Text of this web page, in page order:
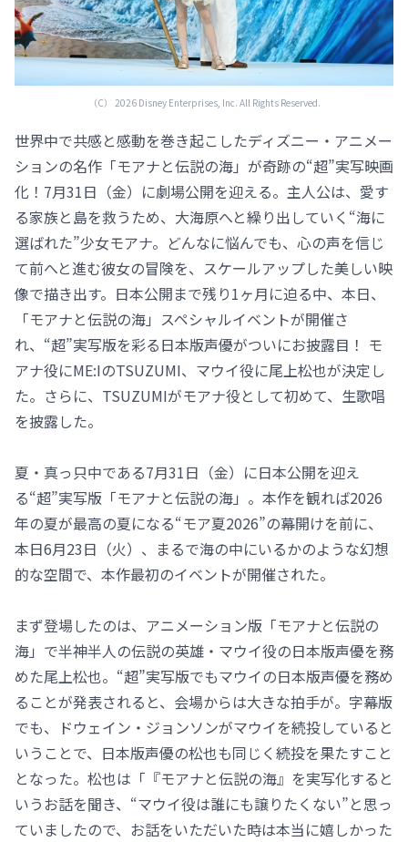
（C） 2026 Disney Enterprises, Inc. All Rights Reserved.
世界中で共感と感動を巻き起こしたディズニー・アニメー
ションの名作「モアナと伝説の海」が奇跡の“超”実写映画
化！7月31日（金）に劇場公開を迎える。主人公は、愛す
る家族と島を救うため、大海原へと繰り出していく“海に
選ばれた”少女モアナ。どんなに悩んでも、心の声を信じ
て前へと進む彼女の冒険を、スケールアップした美しい映
像で描き出す。日本公開まで残り1ヶ月に迫る中、本日、
「モアナと伝説の海」スペシャルイベントが開催さ
れ、“超”実写版を彩る日本版声優がついにお披露目！ モ
アナ役にME:IのTSUZUMI、マウイ役に尾上松也が決定し
た。さらに、TSUZUMIがモアナ役として初めて、生歌唱
を披露した。
夏・真っ只中である7月31日（金）に日本公開を迎え
る“超”実写版「モアナと伝説の海」。本作を観れば2026
年の夏が最高の夏になる“モア夏2026”の幕開けを前に、
本日6月23日（火）、まるで海の中にいるかのような幻想
的な空間で、本作最初のイベントが開催された。
まず登場したのは、アニメーション版「モアナと伝説の
海」で半神半人の伝説の英雄・マウイ役の日本版声優を務
めた尾上松也。“超”実写版でもマウイの日本版声優を務め
ることが発表されると、会場からは大きな拍手が。字幕版
でも、ドウェイン・ジョンソンがマウイを続投していると
いうことで、日本版声優の松也も同じく続投を果たすこと
となった。松也は「『モアナと伝説の海』を実写化すると
いうお話を聞き、“マウイ役は誰にも譲りたくない”と思っ
ていましたので、お話をいただいた時は本当に嬉しかった